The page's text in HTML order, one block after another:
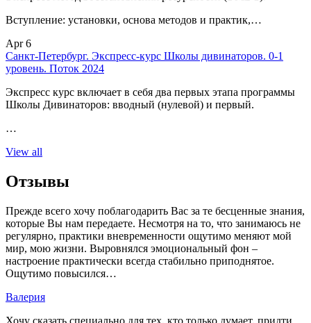
Вступление: установки, основа методов и практик,…
Apr 6
Санкт-Петербург. Экспресс-курс Школы дивинаторов. 0-1
уровень. Поток 2024
Экспресс курс включает в себя два первых этапа программы
Школы Дивинаторов: вводный (нулевой) и первый.
…
View all
Отзывы
Прежде всего хочу поблагодарить Вас за те бесценные знания,
которые Вы нам передаете. Несмотря на то, что занимаюсь не
регулярно, практики вневременности ощутимо меняют мой
мир, мою жизни. Выровнялся эмоциональный фон –
настроение практически всегда стабильно приподнятое.
Ощутимо повысился…
Валерия
Хочу сказать специально для тех, кто только думает, придти